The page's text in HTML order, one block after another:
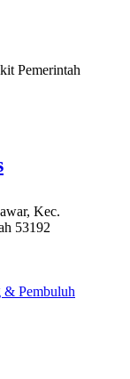
Pemerintah
Kec.
53192
& Pembuluh